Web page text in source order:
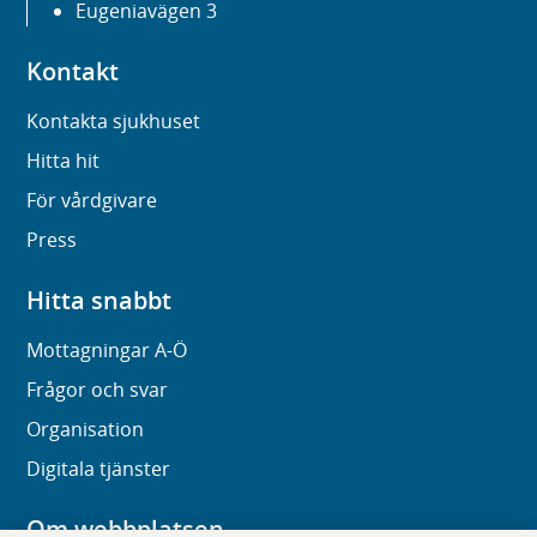
Eugeniavägen 3
Kontakt
Kontakta sjukhuset
Hitta hit
För vårdgivare
Press
Hitta snabbt
Mottagningar A-Ö
Frågor och svar
Organisation
Digitala tjänster
Om webbplatsen